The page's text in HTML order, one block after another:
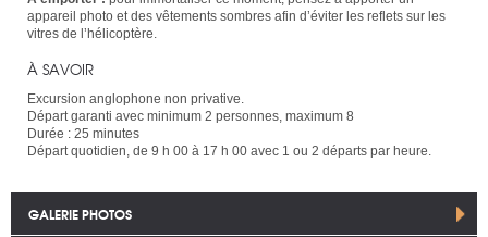
appareil photo et des vêtements sombres afin d’éviter les reflets sur les
vitres de l’hélicoptère.
À SAVOIR
Excursion anglophone non privative.
Départ garanti avec minimum 2 personnes, maximum 8
Durée : 25 minutes
Départ quotidien, de 9 h 00 à 17 h 00 avec 1 ou 2 départs par heure.
GALERIE PHOTOS